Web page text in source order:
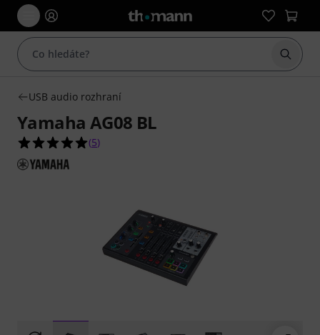
Začít
USB audio rozhraní
Yamaha AG08 BL
5.0 z 5 hvězdiček z celkového počtu 5
(5)